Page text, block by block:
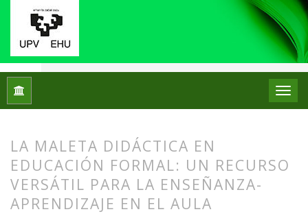
Inicio Núm. 31 (2024): Monográfico: Didáctica
LA MALETA DIDÁCTICA EN
EDUCACIÓN FORMAL: UN RECURSO
VERSÁTIL PARA LA ENSEÑANZA-
APRENDIZAJE EN EL AULA